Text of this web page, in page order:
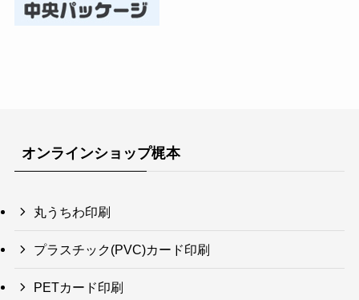
オンラインショップ梶本
丸うちわ印刷
プラスチック(PVC)カード印刷
PETカード印刷